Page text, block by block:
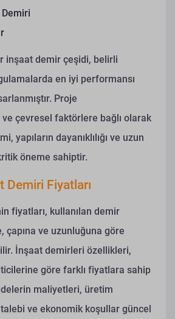
inşaat demir çeşidi, belirli
en iyi performansı
Proje
çevresel faktörlere bağlı olarak
yapıların dayanıklılığı ve uzun
öneme sahiptir.
Demiri Fiyatları
fiyatları, kullanılan demir
çapına ve uzunluğuna göre
İnşaat demirleri özellikleri,
göre farklı fiyatlara sahip
maliyetleri, üretim
ve ekonomik koşullar güncel